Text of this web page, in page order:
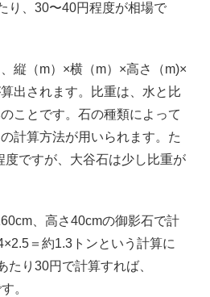
り、30〜40円程度が相場で
縦（m）×横（m）×高さ（m)×
出されます。比重は、水と比
ことです。石の種類によって
計算方法が用いられます。た
度ですが、大谷石は少し比重が
、高さ40cmの御影石で計
＝約1.3トンという計算に
たり30円で計算すれば、
。